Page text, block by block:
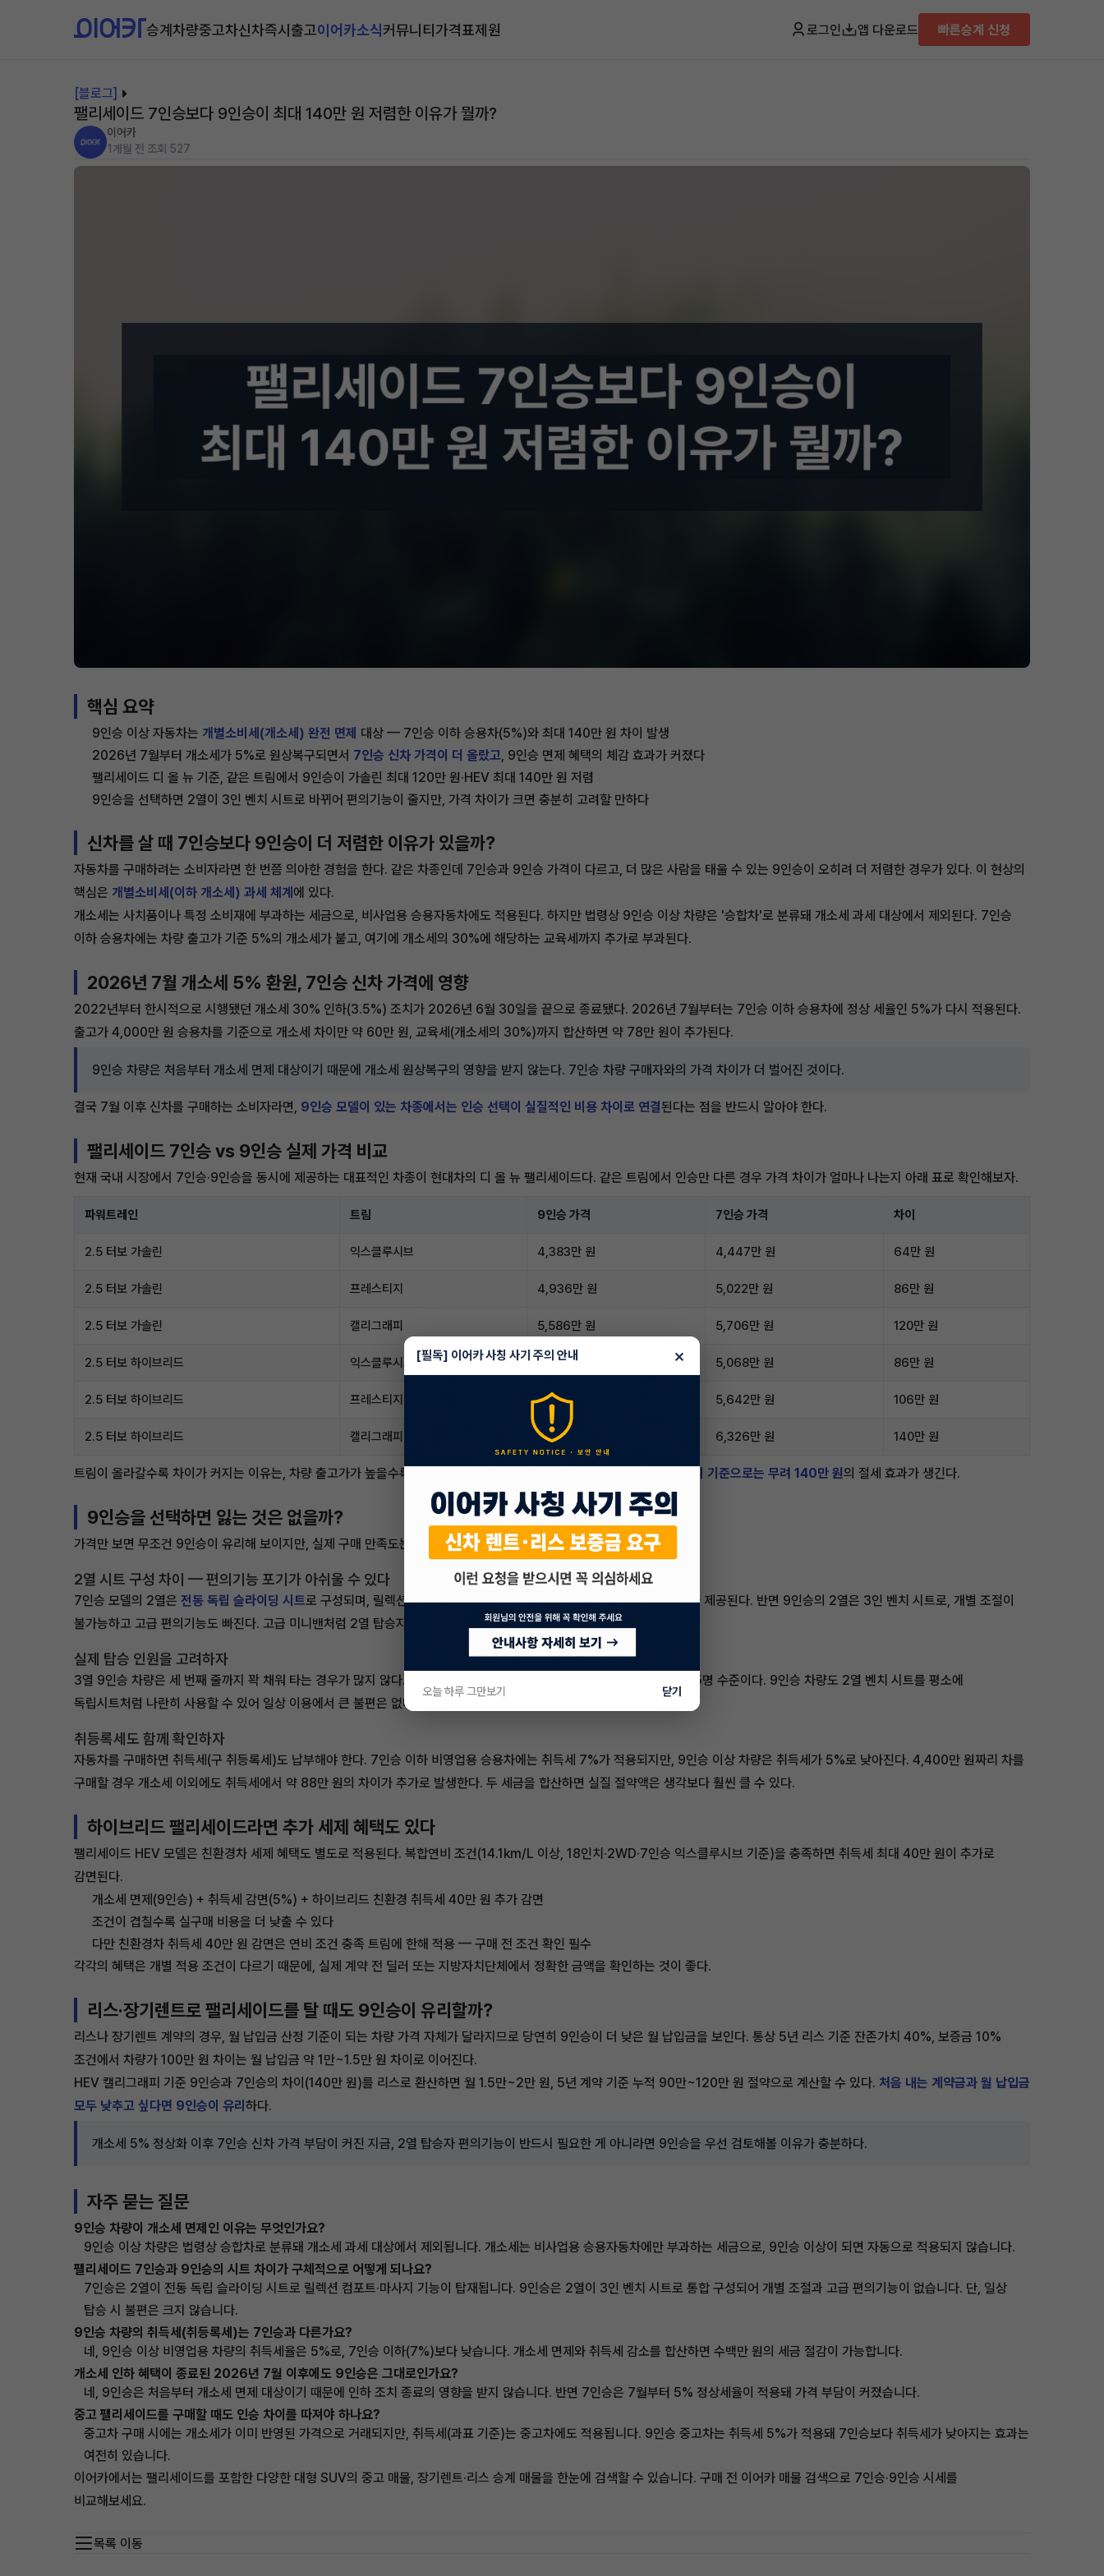
승계차량중고차신차즉시출고이어카소식커뮤니티가격표제원 로그인 앱 다운로드 빠른승계 신청
[블로그]
팰리세이드 7인승보다 9인승이 최대 140만 원 저렴한 이유가 뭘까?
이어카
1개월 전 조회 527
핵심 요약
9인승 이상 자동차는 개별소비세(개소세) 완전 면제 대상 — 7인승 이하 승용차(5%)와 최대 140만 원 차이 발생
2026년 7월부터 개소세가 5%로 원상복구되면서 7인승 신차 가격이 더 올랐고, 9인승 면제 혜택의 체감 효과가 커졌다
팰리세이드 디 올 뉴 기준, 같은 트림에서 9인승이 가솔린 최대 120만 원·HEV 최대 140만 원 저렴
9인승을 선택하면 2열이 3인 벤치 시트로 바뀌어 편의기능이 줄지만, 가격 차이가 크면 충분히 고려할 만하다
신차를 살 때 7인승보다 9인승이 더 저렴한 이유가 있을까?
자동차를 구매하려는 소비자라면 한 번쯤 의아한 경험을 한다. 같은 차종인데 7인승과 9인승 가격이 다르고, 더 많은 사람을 태울 수 있는 9인승이 오히려 더 저렴한 경우가 있다. 이 현상의
핵심은 개별소비세(이하 개소세) 과세 체계 에 있다.
개소세는 사치품이나 특정 소비재에 부과하는 세금으로, 비사업용 승용자동차에도 적용된다. 하지만 법령상 9인승 이상 차량은 '승합차'로 분류돼 개소세 과세 대상에서 제외된다. 7인승
이하 승용차에는 차량 출고가 기준 5%의 개소세가 붙고, 여기에 개소세의 30%에 해당하는 교육세까지 추가로 부과된다.
2026년 7월 개소세 5% 환원, 7인승 신차 가격에 영향
2022년부터 한시적으로 시행됐던 개소세 30% 인하(3.5%) 조치가 2026년 6월 30일을 끝으로 종료됐다. 2026년 7월부터는 7인승 이하 승용차에 정상 세율인 5%가 다시 적용된다.
출고가 4,000만 원 승용차를 기준으로 개소세 차이만 약 60만 원, 교육세(개소세의 30%)까지 합산하면 약 78만 원이 추가된다.
9인승 차량은 처음부터 개소세 면제 대상이기 때문에 개소세 원상복구의 영향을 받지 않는다. 7인승 차량 구매자와의 가격 차이가 더 벌어진 것이다.
결국 7월 이후 신차를 구매하는 소비자라면, 9인승 모델이 있는 차종에서는 인승 선택이 실질적인 비용 차이로 연결된다는 점을 반드시 알아야 한다.
팰리세이드 7인승 vs 9인승 실제 가격 비교
현재 국내 시장에서 7인승·9인승을 동시에 제공하는 대표적인 차종이 현대차의 디 올 뉴 팰리세이드다. 같은 트림에서 인승만 다른 경우 가격 차이가 얼마나 나는지 아래 표로 확인해보자.
파워트레인 트림 9인승 가격 7인승 가격 차이
2.5 터보 가솔린 익스클루시브 4,383만 원 4,447만 원 64만 원
2.5 터보 가솔린 프레스티지 4,936만 원 5,022만 원 86만 원
2.5 터보 가솔린 캘리그래피 5,586만 원 5,706만 원 120만 원
2.5 터보 하이브리드 익스클루시브 4,982만 원 5,068만 원 86만 원
2.5 터보 하이브리드 프레스티지 5,536만 원 5,642만 원 106만 원
2.5 터보 하이브리드 캘리그래피 6,186만 원 6,326만 원 140만 원
트림이 올라갈수록 차이가 커지는 이유는, 차량 출고가가 높을수록 개소세 절대 금액이 늘어나기 때문이다. HEV 캘리그래피 기준으로는 무려 140만 원의 절세 효과가 생긴다.
9인승을 선택하면 잃는 것은 없을까?
가격만 보면 무조건 9인승이 유리해 보이지만, 실제 구매 만족도는 용도에 따라 달라진다.
2열 시트 구성 차이 — 편의기능 포기가 아쉬울 수 있다
7인승 모델의 2열은 전동 독립 슬라이딩 시트로 구성되며, 릴렉션 컴포트 기능과 다이내믹 바디케어 시트(타격식 마사지)가 제공된다. 반면 9인승의 2열은 3인 벤치 시트로, 개별 조절이
불가능하고 고급 편의기능도 빠진다. 고급 미니밴처럼 2열 탑승자 편의를 중시한다면 7인승이 더 맞다.
실제 탑승 인원을 고려하자
3열 9인승 차량은 세 번째 줄까지 꽉 채워 타는 경우가 많지 않다. 통상 3열 SUV를 구매하는 가정의 실제 탑승 인원은 4~5명 수준이다. 9인승 차량도 2열 벤치 시트를 평소에
독립시트처럼 나란히 사용할 수 있어 일상 이용에서 큰 불편은 없다.
취등록세도 함께 확인하자
자동차를 구매하면 취득세(구 취등록세)도 납부해야 한다. 7인승 이하 비영업용 승용차에는 취득세 7%가 적용되지만, 9인승 이상 차량은 취득세가 5%로 낮아진다. 4,400만 원짜리 차를
구매할 경우 개소세 이외에도 취득세에서 약 88만 원의 차이가 추가로 발생한다. 두 세금을 합산하면 실질 절약액은 생각보다 훨씬 클 수 있다.
하이브리드 팰리세이드라면 추가 세제 혜택도 있다
팰리세이드 HEV 모델은 친환경차 세제 혜택도 별도로 적용된다. 복합연비 조건(14.1km/L 이상, 18인치·2WD·7인승 익스클루시브 기준)을 충족하면 취득세 최대 40만 원이 추가로
감면된다.
개소세 면제(9인승) + 취득세 감면(5%) + 하이브리드 친환경 취득세 40만 원 추가 감면
조건이 겹칠수록 실구매 비용을 더 낮출 수 있다
다만 친환경차 취득세 40만 원 감면은 연비 조건 충족 트림에 한해 적용 — 구매 전 조건 확인 필수
각각의 혜택은 개별 적용 조건이 다르기 때문에, 실제 계약 전 딜러 또는 지방자치단체에서 정확한 금액을 확인하는 것이 좋다.
리스·장기렌트로 팰리세이드를 탈 때도 9인승이 유리할까?
리스나 장기렌트 계약의 경우, 월 납입금 산정 기준이 되는 차량 가격 자체가 달라지므로 당연히 9인승이 더 낮은 월 납입금을 보인다. 통상 5년 리스 기준 잔존가치 40%, 보증금 10%
조건에서 차량가 100만 원 차이는 월 납입금 약 1만~1.5만 원 차이로 이어진다.
HEV 캘리그래피 기준 9인승과 7인승의 차이(140만 원)를 리스로 환산하면 월 1.5만~2만 원, 5년 계약 기준 누적 90만~120만 원 절약으로 계산할 수 있다. 처음 내는 계약금과 월 납입금
모두 낮추고 싶다면 9인승이 유리 하다.
개소세 5% 정상화 이후 7인승 신차 가격 부담이 커진 지금, 2열 탑승자 편의기능이 반드시 필요한 게 아니라면 9인승을 우선 검토해볼 이유가 충분하다.
자주 묻는 질문
9인승 차량이 개소세 면제인 이유는 무엇인가요?
9인승 이상 차량은 법령상 승합차로 분류돼 개소세 과세 대상에서 제외됩니다. 개소세는 비사업용 승용자동차에만 부과하는 세금으로, 9인승 이상이 되면 자동으로 적용되지 않습니다.
팰리세이드 7인승과 9인승의 시트 차이가 구체적으로 어떻게 되나요?
7인승은 2열이 전동 독립 슬라이딩 시트로 릴렉션 컴포트·마사지 기능이 탑재됩니다. 9인승은 2열이 3인 벤치 시트로 통합 구성되어 개별 조절과 고급 편의기능이 없습니다. 단, 일상
탑승 시 불편은 크지 않습니다.
9인승 차량의 취득세(취등록세)는 7인승과 다른가요?
네, 9인승 이상 비영업용 차량의 취득세율은 5%로, 7인승 이하(7%)보다 낮습니다. 개소세 면제와 취득세 감소를 합산하면 수백만 원의 세금 절감이 가능합니다.
개소세 인하 혜택이 종료된 2026년 7월 이후에도 9인승은 그대로인가요?
네, 9인승은 처음부터 개소세 면제 대상이기 때문에 인하 조치 종료의 영향을 받지 않습니다. 반면 7인승은 7월부터 5% 정상세율이 적용돼 가격 부담이 커졌습니다.
중고 팰리세이드를 구매할 때도 인승 차이를 따져야 하나요?
중고차 구매 시에는 개소세가 이미 반영된 가격으로 거래되지만, 취득세(과표 기준)는 중고차에도 적용됩니다. 9인승 중고차는 취득세 5%가 적용돼 7인승보다 취득세가 낮아지는 효과는
여전히 있습니다.
이어카에서는 팰리세이드를 포함한 다양한 대형 SUV의 중고 매물, 장기렌트·리스 승계 매물을 한눈에 검색할 수 있습니다. 구매 전 이어카 매물 검색으로 7인승·9인승 시세를
비교해보세요.
목록 이동
[필독] 이어카 사칭 사기 주의 안내 ×
오늘 하루 그만보기 닫기